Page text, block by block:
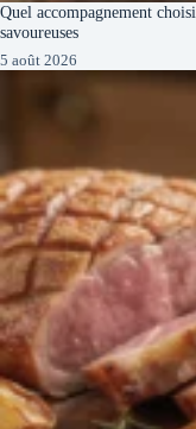
Quel accompagnement
savoureuses
5 août 2026